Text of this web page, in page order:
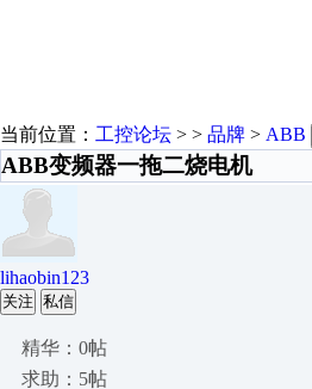
当前位置： 工控论坛 > > 品牌 > ABB
ABB变频器一拖二烧电机
lihaobin123
关注 私信
精华：0帖
求助：5帖